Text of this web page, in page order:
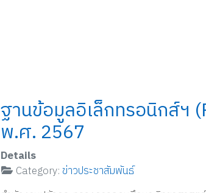
ฐานข้อมูลอิเล็กทรอนิกส์ฯ
พ.ศ. 2567
Details
Category:ข่าวประชาสัมพันธ์